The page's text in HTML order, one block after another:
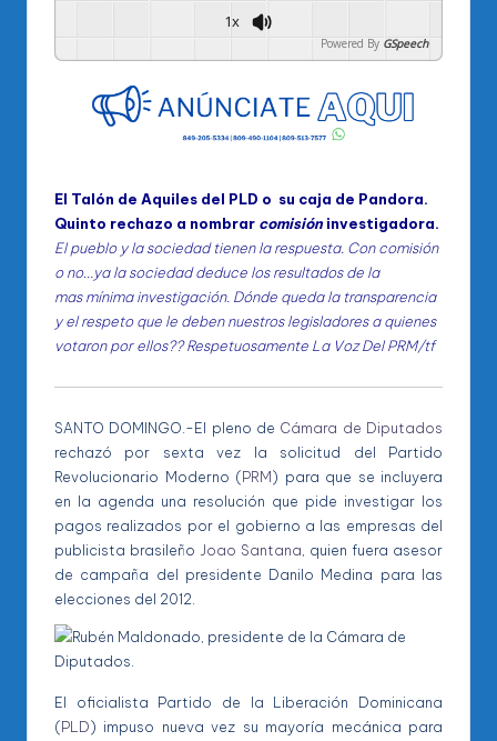
1x
Powered By GSpeech
El Talón de Aquiles del PLD o su caja de Pandora.
Quinto rechazo a nombrar comisión investigadora.
El pueblo y la sociedad tienen la respuesta. Con comisión
o no…ya la sociedad deduce los resultados de la
masmínimainvestigación. Dónde queda la transparencia
y el respeto que le deben nuestros legisladores a quienes
votaron por ellos??Respetuosamente La Voz Del PRM/tf
SANTO DOMINGO.-El pleno de Cámara de Diputados
rechazó por sexta vez la solicitud del Partido
Revolucionario Moderno (PRM) para que se incluyera
en la agenda una resolución que pide investigar los
pagos realizados por el gobierno a las empresas del
publicista brasileño Joao Santana, quien fuera asesor
de campaña del presidente Danilo Medina para las
elecciones del 2012.
El oficialista Partido de la Liberación Dominicana
(PLD) impuso nueva vez su mayoría mecánica para